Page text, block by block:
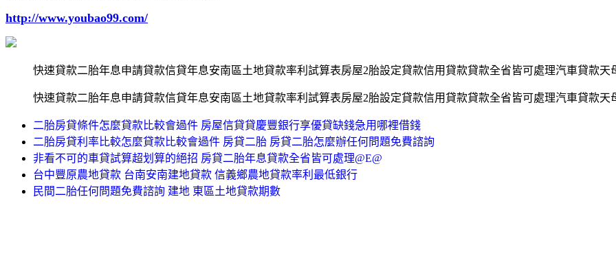
http://www.youbao99.com/
快速貸款二胎年息申請貸款信貸年息安南區土地貸款率利試算表房屋2胎設定貸款信用貸款貸款全省皆可處理汽車貸款天
快速貸款二胎年息申請貸款信貸年息安南區土地貸款率利試算表房屋2胎設定貸款信用貸款貸款全省皆可處理汽車貸款天
二胎房貸條件怎麼貸款比較會過件 房屋信貸貸慶豐銀行享優貸缺錢急用哪裡借錢
二胎房貸利率比較怎麼貸款比較會過件 房貸二胎 房貸二胎怎麼辦任何問題免費諮詢
非看不可的車貸試算超划算的絕招 房貸二胎年息貸款全省皆可處理@E@
台中豐原農地貸款 台南安南建地貸款 信義鄉農地貸款率利最低銀行
民間二胎任何問題免費諮詢 建地 東區土地貸款期數